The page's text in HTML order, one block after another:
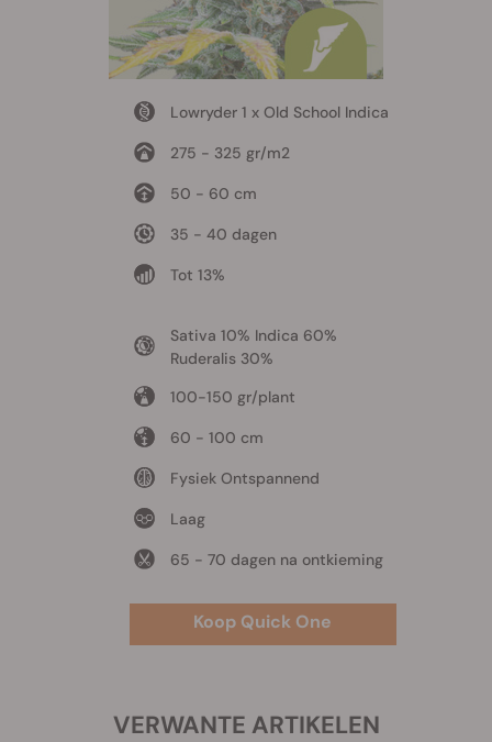
Lowryder 1 x Old School Indica
275 - 325 gr/m2
50 - 60 cm
35 - 40 dagen
Tot 13%
Sativa 10% Indica 60%
Ruderalis 30%
100-150 gr/plant
60 - 100 cm
Fysiek Ontspannend
Laag
65 - 70 dagen na ontkieming
Koop Quick One
VERWANTE ARTIKELEN